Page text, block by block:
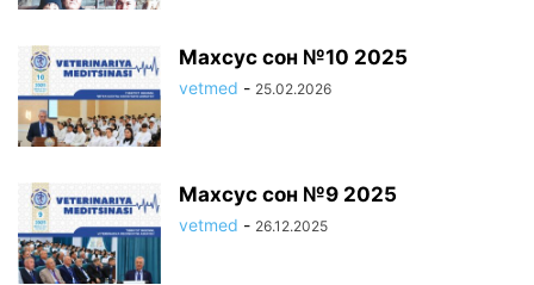
Махсус сон №10 2025
vetmed - 25.02.2026
Махсус сон №9 2025
vetmed - 26.12.2025